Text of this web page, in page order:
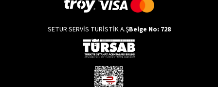
SETUR SERVİS TURİSTİK A.ŞBelge No: 728